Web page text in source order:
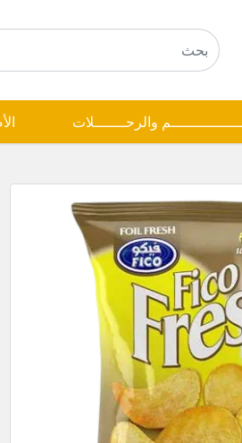
والرحـــــــلات